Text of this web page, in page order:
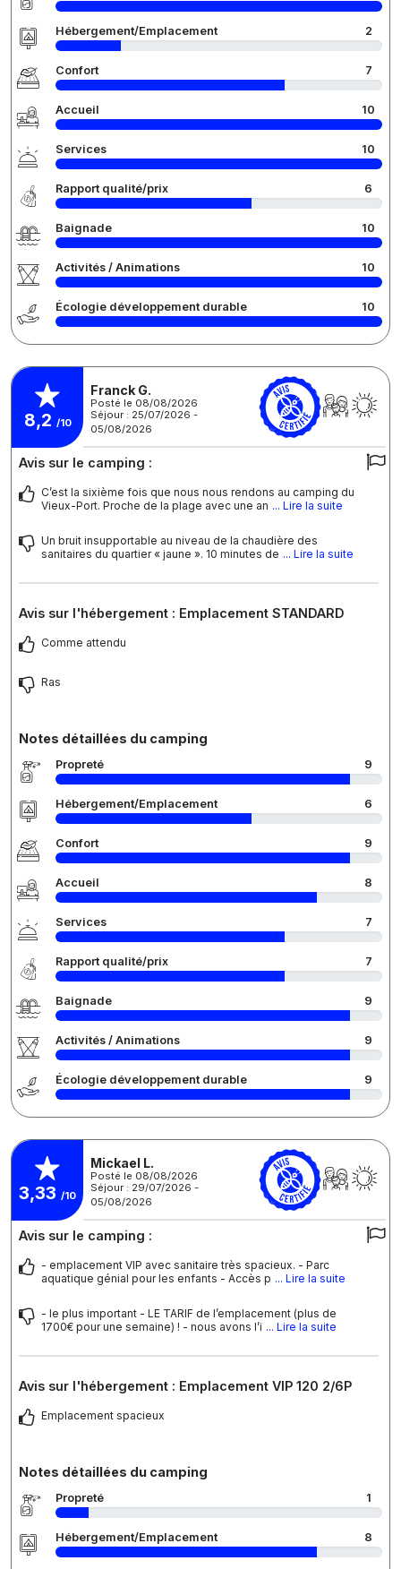
Hébergement/Emplacement 2
Confort 7
Accueil 10
Services 10
Rapport qualité/prix 6
Baignade 10
Activités / Animations 10
Écologie développement durable 10
8,2 /10
Franck G.
Posté le 08/08/2026
Séjour : 25/07/2026 -
05/08/2026
Avis sur le camping :
C’est la sixième fois que nous nous rendons au camping du
Vieux-Port. Proche de la plage avec une an ... Lire la suite
Un bruit insupportable au niveau de la chaudière des
sanitaires du quartier « jaune ». 10 minutes de ... Lire la suite
Avis sur l'hébergement : Emplacement STANDARD
Comme attendu
Ras
Notes détaillées du camping
Propreté 9
Hébergement/Emplacement 6
Confort 9
Accueil 8
Services 7
Rapport qualité/prix 7
Baignade 9
Activités / Animations 9
Écologie développement durable 9
3,33 /10
Mickael L.
Posté le 08/08/2026
Séjour : 29/07/2026 -
05/08/2026
Avis sur le camping :
- emplacement VIP avec sanitaire très spacieux. - Parc
aquatique génial pour les enfants - Accès p ... Lire la suite
- le plus important - LE TARIF de l’emplacement (plus de
1700€ pour une semaine) ! - nous avons l’i ... Lire la suite
Avis sur l'hébergement : Emplacement VIP 120 2/6P
Emplacement spacieux
Notes détaillées du camping
Propreté 1
Hébergement/Emplacement 8